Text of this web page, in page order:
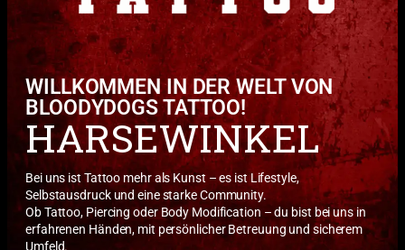
WILLKOMMEN IN DER WELT VON
BLOODYDOGS TATTOO!
HARSEWINKEL
Bei uns ist Tattoo mehr als Kunst – es ist Lifestyle,
Selbstausdruck und eine starke Community.
Ob Tattoo, Piercing oder Body Modification – du bist bei uns in
erfahrenen Händen, mit persönlicher Betreuung und sicherem
Umfeld.